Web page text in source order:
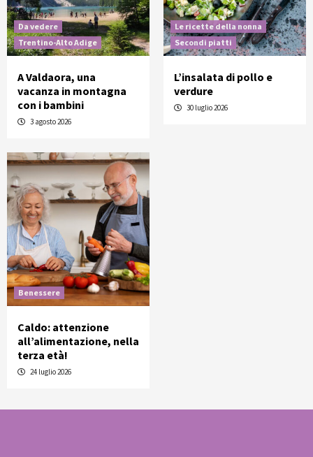
Da vedere
Trentino-Alto Adige
A Valdaora, una
vacanza in montagna
con i bambini
3 agosto 2026
Le ricette della nonna
Secondi piatti
L’insalata di pollo e
verdure
30 luglio 2026
Benessere
Caldo: attenzione
all’alimentazione, nella
terza età!
24 luglio 2026